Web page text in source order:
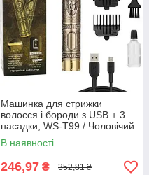
Машинка для стрижки
волосся і бороди з USB + 3
насадки, WS-T99 / Чоловічий
акумуляторний тример для
стрижки
В наявності
246,97 ₴ 352,81 ₴